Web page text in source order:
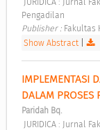
Pengadilan
Publisher : Fakultas
Show Abstract|
IMPLEMENTASI
DALAM PROSES
Paridah Bq.